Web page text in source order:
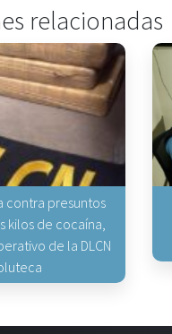
relacionadas
contra presuntos
kilos de cocaína,
de la DLCN